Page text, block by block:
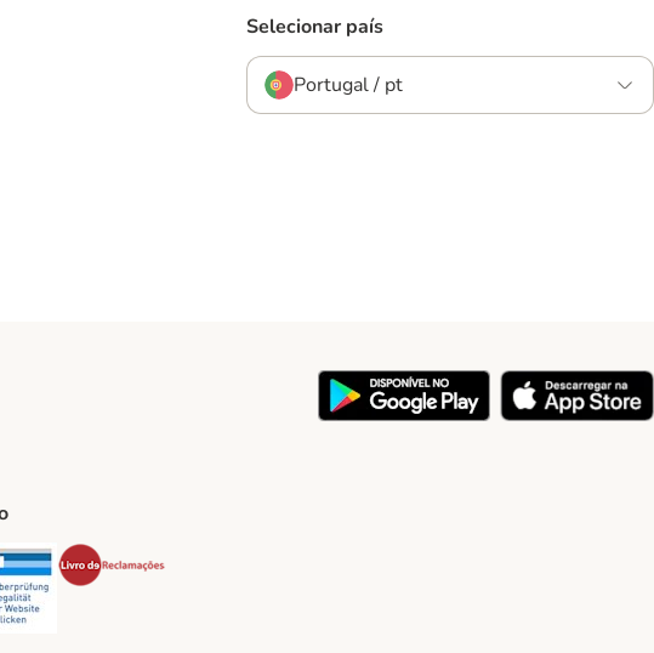
Selecionar país
Portugal / pt
Security